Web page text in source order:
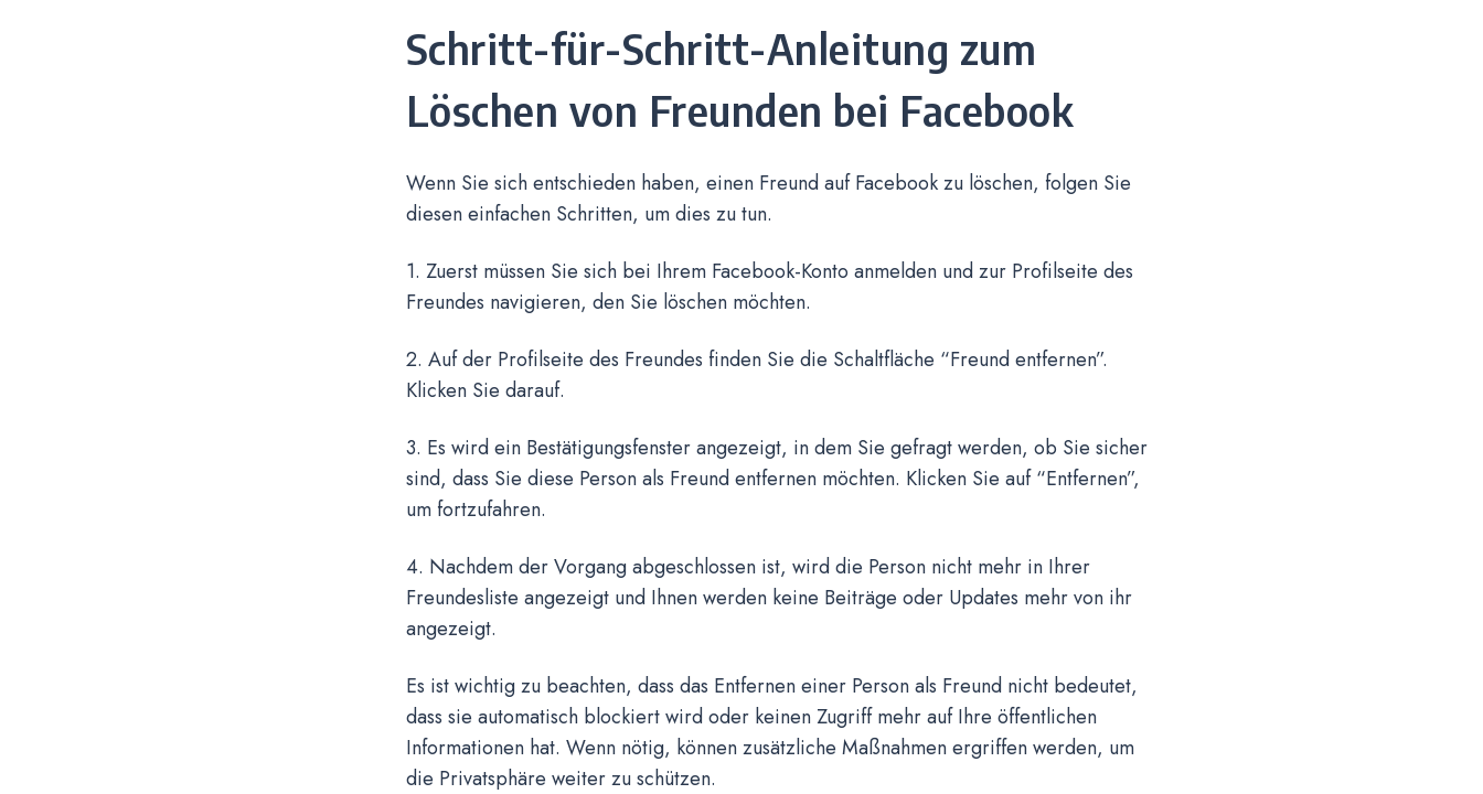
Schritt-für-Schritt-Anleitung zum
Löschen von Freunden bei Facebook
Wenn Sie sich entschieden haben, einen Freund auf Facebook zu löschen, folgen Sie
diesen einfachen Schritten, um dies zu tun.
1. Zuerst müssen Sie sich bei Ihrem Facebook-Konto anmelden und zur Profilseite des
Freundes navigieren, den Sie löschen möchten.
2. Auf der Profilseite des Freundes finden Sie die Schaltfläche “Freund entfernen”.
Klicken Sie darauf.
3. Es wird ein Bestätigungsfenster angezeigt, in dem Sie gefragt werden, ob Sie sicher
sind, dass Sie diese Person als Freund entfernen möchten. Klicken Sie auf “Entfernen”,
um fortzufahren.
4. Nachdem der Vorgang abgeschlossen ist, wird die Person nicht mehr in Ihrer
Freundesliste angezeigt und Ihnen werden keine Beiträge oder Updates mehr von ihr
angezeigt.
Es ist wichtig zu beachten, dass das Entfernen einer Person als Freund nicht bedeutet,
dass sie automatisch blockiert wird oder keinen Zugriff mehr auf Ihre öffentlichen
Informationen hat. Wenn nötig, können zusätzliche Maßnahmen ergriffen werden, um
die Privatsphäre weiter zu schützen.